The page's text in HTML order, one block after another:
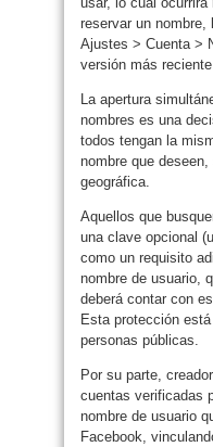
reservar un nombre,
Ajustes > Cuenta >
versión más
La apertura
nombres es una
todos tengan la
nombre que
geográfica.
Aquellos que
una clave opcional
como un requisito
nombre de usuario,
deberá contar con
Esta protección
personas públicas.
Por su parte,
cuentas verificadas
nombre de usuario
Facebook,